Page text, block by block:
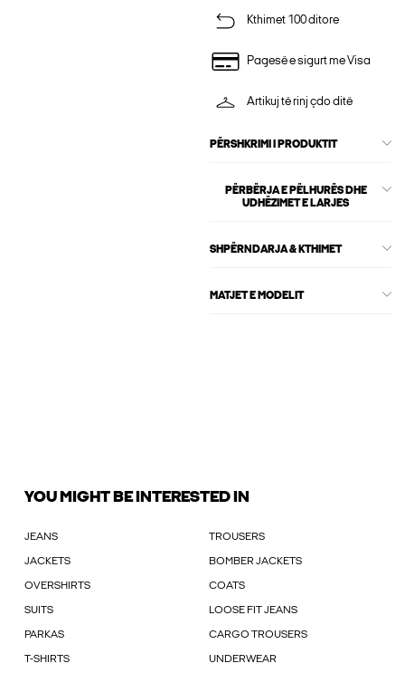
Kthimet 100 ditore
Pagesë e sigurt me Visa
Artikuj të rinj çdo ditë
PËRSHKRIMI I PRODUKTIT
PËRBËRJA E PËLHURËS DHE
UDHËZIMET E LARJES
SHPËRNDARJA & KTHIMET
MATJET E MODELIT
YOU MIGHT BE INTERESTED IN
JEANS TROUSERS
JACKETS BOMBER JACKETS
OVERSHIRTS COATS
SUITS LOOSE FIT JEANS
PARKAS CARGO TROUSERS
T-SHIRTS UNDERWEAR